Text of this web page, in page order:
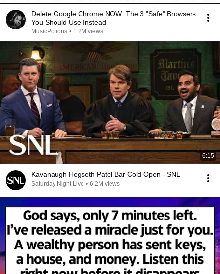
Delete Google Chrome NOW: The 3 "Safe" Browsers
You Should Use Instead
MusicPotions • 1.2M views
6:15
Kavanaugh Hegseth Patel Bar Cold Open - SNL
Saturday Night Live • 6.2M views